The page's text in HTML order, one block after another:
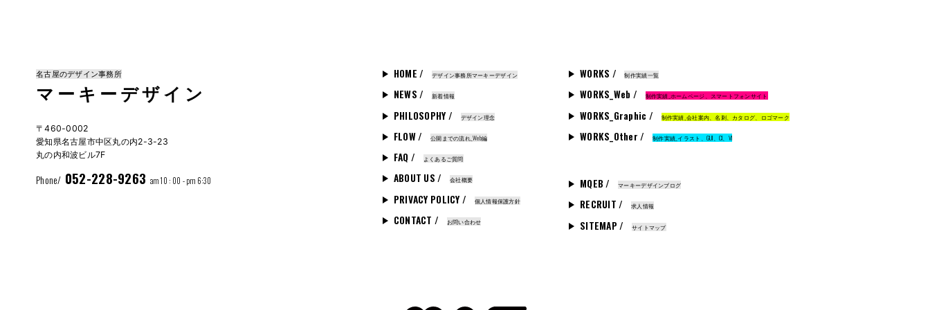
HOME / デザイン事務所マーキーデザイン
NEWS / 新着情報
PHILOSOPHY / デザイン理念
FLOW / 公開までの流れ_Web編
FAQ / よくあるご質問
ABOUT US / 会社概要
PRIVACY POLICY / 個人情報保護方針
CONTACT / お問い合わせ
WORKS / 制作実績一覧
WORKS_Web / 制作実績_ホームページ、スマートフォンサイト
WORKS_Graphic / 制作実績_会社案内、名刺、カタログ、ロゴマーク
WORKS_Other / 制作実績_イラスト、GUI、CI、VI
MQEB / マーキーデザインブログ
RECRUIT / 求人情報
SITEMAP / サイトマップ
名古屋のデザイン事務所
マーキーデザイン
〒460-0002
愛知県名古屋市中区丸の内2-3-23
丸の内和波ビル7F
Phone/ 052-228-9263 am 10 : 00 - pm 6:30